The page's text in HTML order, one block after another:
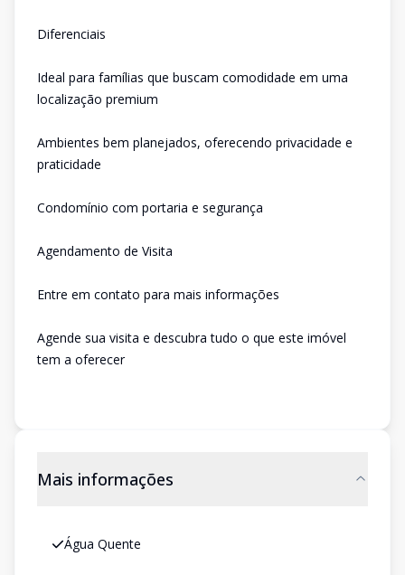
Diferenciais
Ideal para famílias que buscam comodidade em uma
localização premium
Ambientes bem planejados, oferecendo privacidade e
praticidade
Condomínio com portaria e segurança
Agendamento de Visita
Entre em contato para mais informações
Agende sua visita e descubra tudo o que este imóvel
tem a oferecer
Mais informações
Água Quente